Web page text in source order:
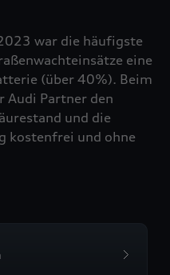
war die häufigste
eine
(über 40%). Beim
Audi Partner den
und die
kostenfrei und ohne